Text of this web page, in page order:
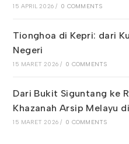
15 APRIL 2026 / 0 COMMENTS
Tionghoa di Kepri: dari
Negeri
15 MARET 2026 / 0 COMMENTS
Dari Bukit Siguntang ke
Khazanah Arsip Melayu
15 MARET 2026 / 0 COMMENTS